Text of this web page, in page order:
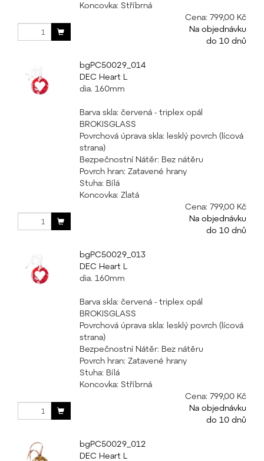
Koncovka: Stříbrná
Cena: 799,00 Kč
Na objednávku
do 10 dnů
bgPC50029_014
DEC Heart L
dia. 160mm
Barva skla: červená - triplex opál
BROKISGLASS
Povrchová úprava skla: lesklý povrch (lícová
strana)
Bezpečnostní Nátěr: Bez nátěru
Povrch hran: Zatavené hrany
Stuha: Bílá
Koncovka: Zlatá
Cena: 799,00 Kč
Na objednávku
do 10 dnů
bgPC50029_013
DEC Heart L
dia. 160mm
Barva skla: červená - triplex opál
BROKISGLASS
Povrchová úprava skla: lesklý povrch (lícová
strana)
Bezpečnostní Nátěr: Bez nátěru
Povrch hran: Zatavené hrany
Stuha: Bílá
Koncovka: Stříbrná
Cena: 799,00 Kč
Na objednávku
do 10 dnů
bgPC50029_012
DEC Heart L